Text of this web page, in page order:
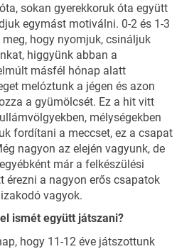
sokan gyerekkoruk óta együtt
egymást motiválni. 0-2 és 1-3
hogy nyomjuk, csináljuk
higgyünk abban a
másfél hónap alatt
melóztunk a jégen és azon
a gyümölcsét. Ez a hit vitt
mélységekben
fordítani a meccset, ez a csapat
nagyon az elején vagyunk, de
már a felkészülési
érezni a nagyon erős csapatok
vagyok.
ismét együtt játszani?
hogy 11-12 éve játszottunk